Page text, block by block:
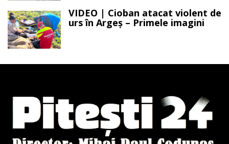
VIDEO | Cioban atacat violent de
urs în Argeș – Primele imagini